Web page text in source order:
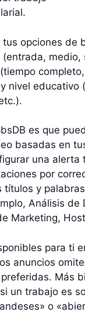
tus opciones de
medio,
nivel educativo
es que
basadas en
una alerta
por
títulos y
Análisis de
Marketing,
para ti
anuncios
Más
un trabajo es
o